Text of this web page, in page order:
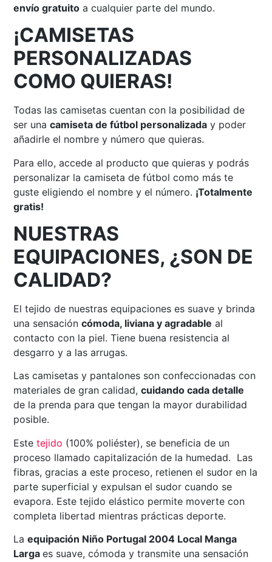
envío gratuito a cualquier parte del mundo.
¡CAMISETAS
PERSONALIZADAS
COMO QUIERAS!
Todas las camisetas cuentan con la posibilidad de
ser unacamiseta de fútbol personalizada y poder
añadirle el nombre y número que quieras.
Para ello, accede al producto que quieras y podrás
personalizar la camiseta de fútbol como más te
guste eligiendo el nombre y el número. ¡Totalmente
gratis!
NUESTRAS
EQUIPACIONES, ¿SON DE
CALIDAD?
El tejido de nuestras equipaciones es suave y brinda
una sensacióncómoda, liviana y agradable al
contacto con la piel. Tiene buena resistencia al
desgarro y a las arrugas.
Las camisetas y pantalones son confeccionadas con
materiales de gran calidad,cuidando cada detalle
de la prenda para que tengan la mayor durabilidad
posible.
Estetejido (100% poliéster), se beneficia de un
proceso llamado capitalización de la humedad. Las
fibras, gracias a este proceso, retienen el sudor en la
parte superficial y expulsan el sudor cuando se
evapora. Este tejido elástico permite moverte con
completa libertad mientras prácticas deporte.
Laequipación Niño Portugal 2004 Local Manga
Largaes suave, cómoda y transmite una sensación